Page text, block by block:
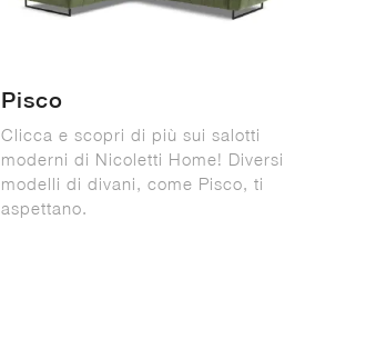
Pisco
Clicca e scopri di più sui salotti
moderni di Nicoletti Home! Diversi
modelli di divani, come Pisco, ti
aspettano.